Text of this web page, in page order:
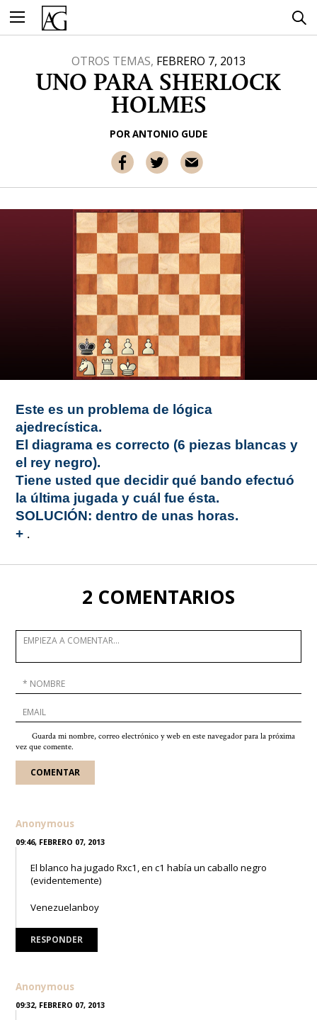
contenido
OTROS TEMAS, FEBRERO 7, 2013
UNO PARA SHERLOCK
HOLMES
PORANTONIO GUDE
Este es un problema de lógica
ajedrecística.
El diagrama es correcto (6 piezas blancas y
el rey negro).
Tiene usted que decidir qué bando efectuó
la última jugada y cuál fue ésta.
SOLUCIÓN: dentro de unas horas.
+ .
2 COMENTARIOS
Guarda mi nombre, correo electrónico y web en este navegador para la próxima
vez que comente.
Anonymous
09:46, FEBRERO 07, 2013
El blanco ha jugado Rxc1, en c1 había un caballo negro
(evidentemente)
Venezuelanboy
RESPONDER
Anonymous
09:32, FEBRERO 07, 2013